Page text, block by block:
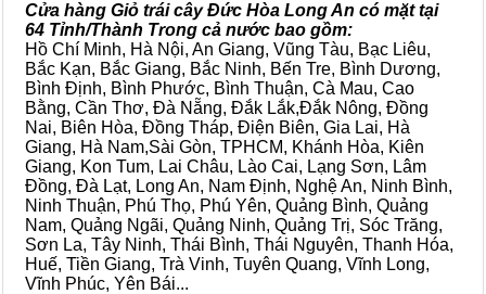
Cửa hàng Giỏ trái cây Đức Hòa Long An có mặt tại
64 Tỉnh/Thành Trong cả nước bao gồm:
Hồ Chí Minh, Hà Nội, An Giang, Vũng Tàu, Bạc Liêu,
Bắc Kạn, Bắc Giang, Bắc Ninh, Bến Tre, Bình Dương,
Bình Định, Bình Phước, Bình Thuận, Cà Mau, Cao
Bằng, Cần Thơ, Đà Nẵng, Đắk Lắk,Đắk Nông, Đồng
Nai, Biên Hòa, Đồng Tháp, Điện Biên, Gia Lai, Hà
Giang, Hà Nam,Sài Gòn, TPHCM, Khánh Hòa, Kiên
Giang, Kon Tum, Lai Châu, Lào Cai, Lạng Sơn, Lâm
Đồng, Đà Lạt, Long An, Nam Định, Nghệ An, Ninh Bình,
Ninh Thuận, Phú Thọ, Phú Yên, Quảng Bình, Quảng
Nam, Quảng Ngãi, Quảng Ninh, Quảng Trị, Sóc Trăng,
Sơn La, Tây Ninh, Thái Bình, Thái Nguyên, Thanh Hóa,
Huế, Tiền Giang, Trà Vinh, Tuyên Quang, Vĩnh Long,
Vĩnh Phúc, Yên Bái...